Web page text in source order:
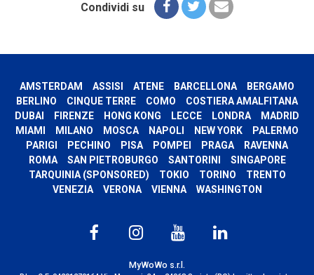
Condividi su
AMSTERDAM ASSISI ATENE BARCELLONA
BERGAMO
BERLINO
CINQUE TERRE COMO
COSTIERA AMALFITANA
DUBAI
FIRENZE HONG KONG LECCE LONDRA
MADRID
MIAMI
MILANO MOSCA NAPOLI NEW YORK
PALERMO
PARIGI
PECHINO PISA POMPEI PRAGA
RAVENNA
ROMA
SAN PIETROBURGO SANTORINI
SINGAPORE
TARQUINIA (SPONSORED)
TOKIO TORINO
TRENTO
VENEZIA
VERONA VIENNA WASHINGTON
MyWoWo s.r.l.